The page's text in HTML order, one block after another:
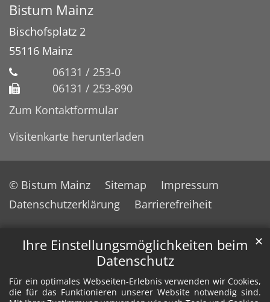
Ihre Einstellungsmöglichkeiten beim
Datenschutz
Für ein optimales Webseiten-Erlebnis verwenden wir Cookies,
die für das Funktionieren unserer Website notwendig sind.
✕
Bistum Mainz
Bischofsplatz 2
55116 Mainz
06131 / 253-0
06131 / 253-890
Zum Kontaktformular
Visitenkarte herunterladen
© Bistum Mainz Sitemap
Impressum
Datenschutzerklärung
Barrierefreiheit